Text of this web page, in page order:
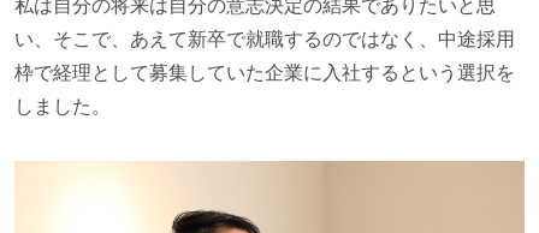
い、そこで、あえて新卒で就職するのではなく、中途採用
枠で経理として募集していた企業に入社するという選択を
しました。